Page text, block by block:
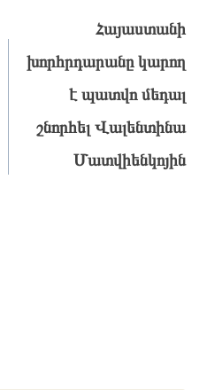
Հայաստանի
խորհրդարանը կարող
է պատվո մեդալ
շնորհել Վալենտինա
Մատվիենկոյին